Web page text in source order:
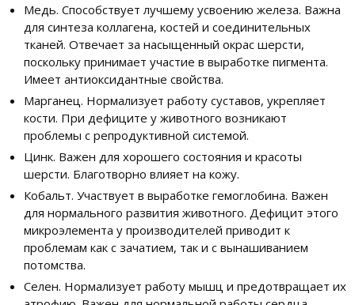
Медь. Способствует лучшему усвоению железа. Важна
для синтеза коллагена, костей и соединительных
тканей. Отвечает за насыщенный окрас шерсти,
поскольку принимает участие в выработке пигмента.
Имеет антиоксидантные свойства.
Марганец. Нормализует работу суставов, укрепляет
кости. При дефиците у животного возникают
проблемы с репродуктивной системой.
Цинк. Важен для хорошего состояния и красоты
шерсти. Благотворно влияет на кожу.
Кобальт. Участвует в выработке гемоглобина. Важен
для нормального развития животного. Дефицит этого
микроэлемента у производителей приводит к
проблемам как с зачатием, так и с вынашиванием
потомства.
Селен. Нормализует работу мышц и предотвращает их